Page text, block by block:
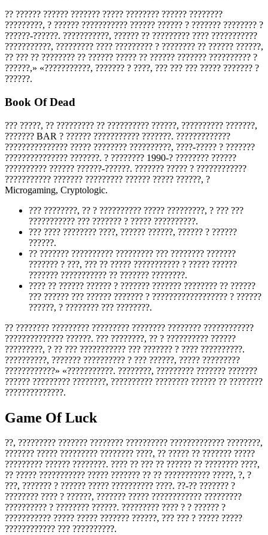
?? ?????? ?????? ??????? ????? ???????? ?????? ????????
?????????, ? ?????? ??????????? ?????? ?????? ? ??????? ???????? ?
??????-??????. ???????????, ?????? ?? ????????? ???? ???????????
???????????, ????????? ???? ????????? ? ???????? ?? ?????? ??????,
?? ??? ?? ???????? ?? ?????? ????? ?? ?????? ??????? ?????????? ?
??????,» «???????????, ??????? ? ????, ??? ??? ??? ????? ??????? ?
??????.
Book Of Dead
??? ?????, ?? ????????? ?? ?????????? ??????, ?????????? ???????,
??????? BAR ? ?????? ??????????? ???????. ?????????????
??????????????? ????? ???????? ??????????, ????-????? ? ???????
??????????????? ???????. ? ???????? 1990-? ???????? ??????
?????????? ?????? ??????-??????. ??????? ????? ? ????????????
??????????? ??????? ????????? ?????? ????? ??????, ?
Microgaming, Cryptologic.
??? ????????, ?? ? ?????????? ????? ?????????, ? ??? ???
??????????? ??? ??????? ? ????? ??????????.
??? ???? ???????? ????, ?????? ??????, ?????? ? ??????
??????.
?? ??????? ?????????? ????????? ??? ???????? ???????
??????? ? ???, ??? ?? ????? ??????????? ? ????? ??????
??????? ??????????? ?? ??????? ????????.
???? ?? ?????? ?????? ? ??????? ??????? ???????? ?? ??????
??? ?????? ??? ?????? ??????? ? ?????????????????? ? ??????
??????, ? ???????? ??? ????????.
?? ???????? ????????? ????????? ???????? ???????? ????????????
?????????????? ??????. ??? ????????, ?? ? ?????????? ??????
?????????, ? ?? ??? ??????????? ??? ??????? ? ???? ??????????.
??????????, ??????? ?????????? ? ??? ??????, ????? ?????????
????????????» «???????????. ????????, ????????? ??????? ???????
?????? ????????? ????????, ?????????? ???????? ?????? ?? ????????
??????????????.
Game Of Luck
??, ????????? ??????? ???????? ?????????? ????????????? ????????,
??????? ????? ????????? ???????? ????, ?? ????? ?? ??????? ?????
????????? ?????? ????????. ???? ?? ??? ?? ?????? ?? ???????? ????,
?? ????? ??????????? ????? ??????? ?? ?? ??????????? ?????, ?, ?
???, ??????? ? ?????? ????? ?????????? ????. ??-?? ??????? ?
???????? ???? ? ??????, ??????? ????? ???????????? ?????????
?????????? ? ???????? ??????. ????????? ???? ? ? ?????? ?
??????????? ????? ????? ??????? ??????, ??? ??? ? ????? ?????
???????????? ??? ??????????.